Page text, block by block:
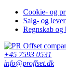
Cookie- og
Salg- og
Regnskab og
+45 7593 0531
info@proffset.dk